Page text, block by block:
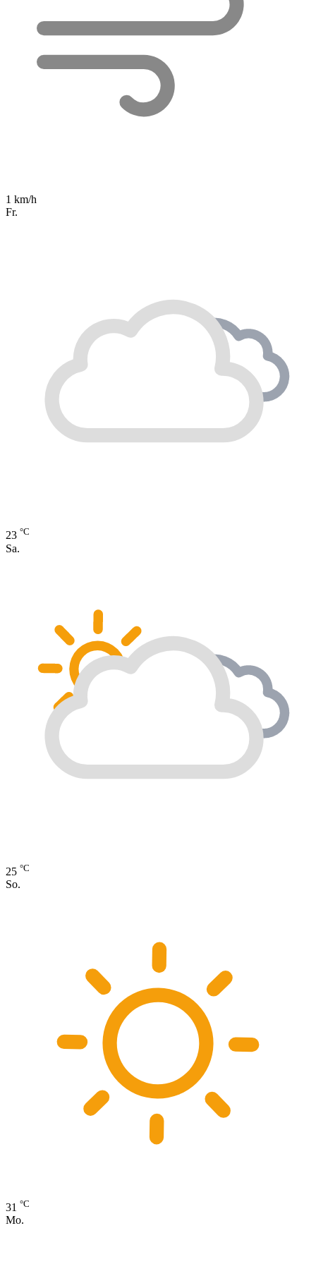
1 km/h
Fr.
23 °C
Sa.
25 °C
So.
31 °C
Mo.